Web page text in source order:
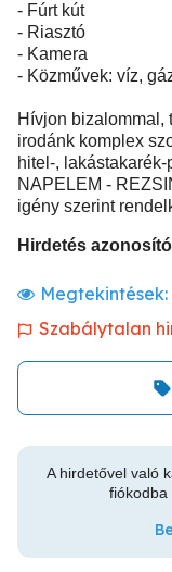
- Fúrt kút
- Riasztó
- Kamera
- Közművek: víz,
Hívjon bizalommal,
irodánk komplex
hitel-,
NAPELEM -
igény szerint
Hirdetés azonosító
Megtekintések:
Szabálytalan
A hirdetővel való
fiókodba